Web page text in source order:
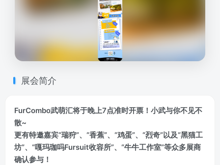
展会简介
FurCombo武萌汇将于晚上7点准时开票！小武与你不见不
散~
更有特邀嘉宾“瑞狩”、“香蕉”、“鸡蛋”、“烈奇”以及“黑猫工
坊”、“嘎玛珈吗Fursuit收容所”、“牛牛工作室”等众多展商
确认参与！